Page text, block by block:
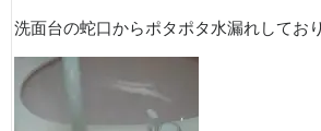
洗面台の蛇口からポタポタ水漏れしてお